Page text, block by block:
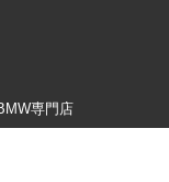
専門店